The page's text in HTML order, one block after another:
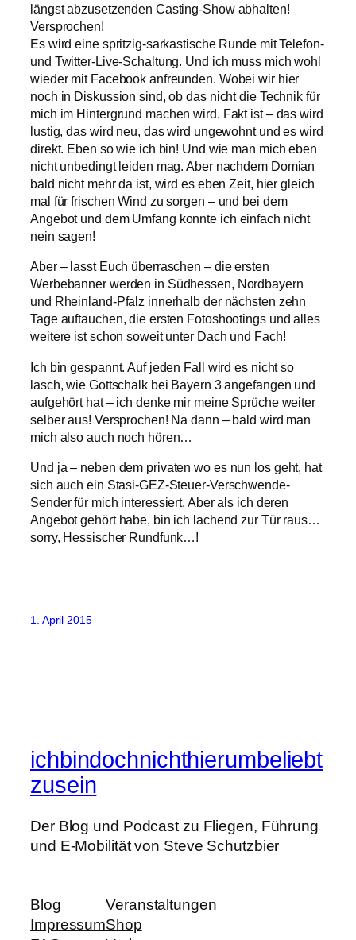
längst abzusetzenden Casting-Show abhalten!
Versprochen!
Es wird eine spritzig-sarkastische Runde mit Telefon-
und Twitter-Live-Schaltung. Und ich muss mich wohl
wieder mit Facebook anfreunden. Wobei wir hier
noch in Diskussion sind, ob das nicht die Technik für
mich im Hintergrund machen wird. Fakt ist – das wird
lustig, das wird neu, das wird ungewohnt und es wird
direkt. Eben so wie ich bin! Und wie man mich eben
nicht unbedingt leiden mag. Aber nachdem Domian
bald nicht mehr da ist, wird es eben Zeit, hier gleich
mal für frischen Wind zu sorgen – und bei dem
Angebot und dem Umfang konnte ich einfach nicht
nein sagen!
Aber – lasst Euch überraschen – die ersten
Werbebanner werden in Südhessen, Nordbayern
und Rheinland-Pfalz innerhalb der nächsten zehn
Tage auftauchen, die ersten Fotoshootings und alles
weitere ist schon soweit unter Dach und Fach!
Ich bin gespannt. Auf jeden Fall wird es nicht so
lasch, wie Gottschalk bei Bayern 3 angefangen und
aufgehört hat – ich denke mir meine Sprüche weiter
selber aus! Versprochen! Na dann – bald wird man
mich also auch noch hören…
Und ja – neben dem privaten wo es nun los geht, hat
sich auch ein Stasi-GEZ-Steuer-Verschwende-
Sender für mich interessiert. Aber als ich deren
Angebot gehört habe, bin ich lachend zur Tür raus…
sorry, Hessischer Rundfunk…!
1. April 2015
ichbindochnichthierumbeliebt
zusein
Der Blog und Podcast zu Fliegen, Führung
und E-Mobilität von Steve Schutzbier
Blog
Impressum
Veranstaltungen
Shop